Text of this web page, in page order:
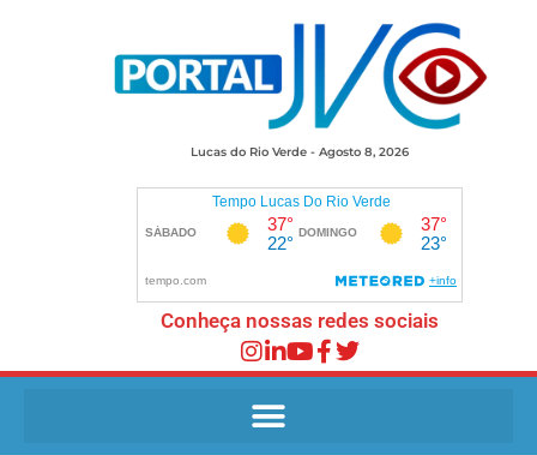
Lucas do Rio Verde - Agosto 8, 2026
Conheça nossas redes sociais